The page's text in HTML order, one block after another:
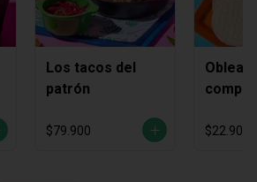
Los tacos del
patrón
$79.900
Obleas
$22.900